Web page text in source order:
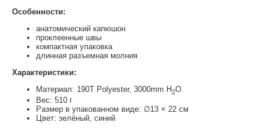
Особенности:
анатомический капюшон
проклеенные швы
компактная упаковка
длинная разъемная молния
Характеристики:
Материал: 190T Polyester, 3000mm H2O
Вес: 510 г
Размер в упакованном виде: ∅13 × 22 см
Цвет: зелёный, синий